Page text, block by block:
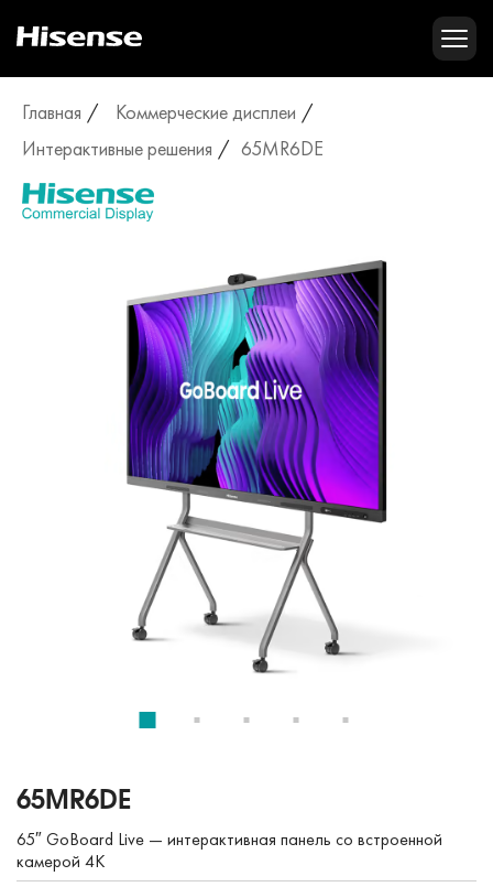
Главная
Коммерческие дисплеи
Интерактивные решения
65MR6DE
65MR6DE
65″ GoBoard Live — интерактивная панель со встроенной
камерой 4K